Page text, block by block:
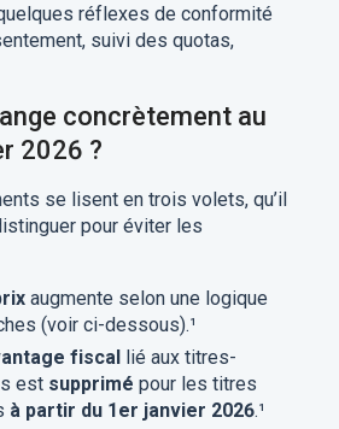
réflexes de conformité
suivi des quotas,
concrètement au
2026 ?
se lisent en trois volets, qu’il
pour éviter les
augmente selon une logique
(voir ci-dessous).¹
fiscallié aux titres-
est supprimé pour les titres
à partir du 1er janvier 2026.¹